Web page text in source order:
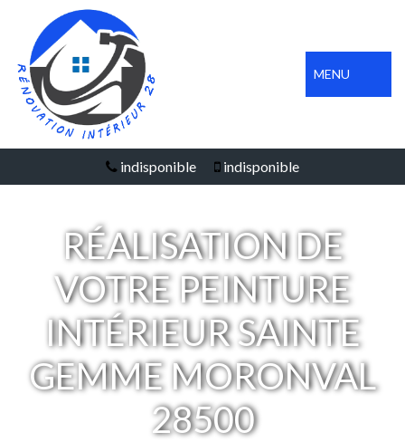
MENU
indisponible indisponible
RÉALISATION DE
VOTRE PEINTURE
INTÉRIEUR SAINTE
GEMME MORONVAL
28500